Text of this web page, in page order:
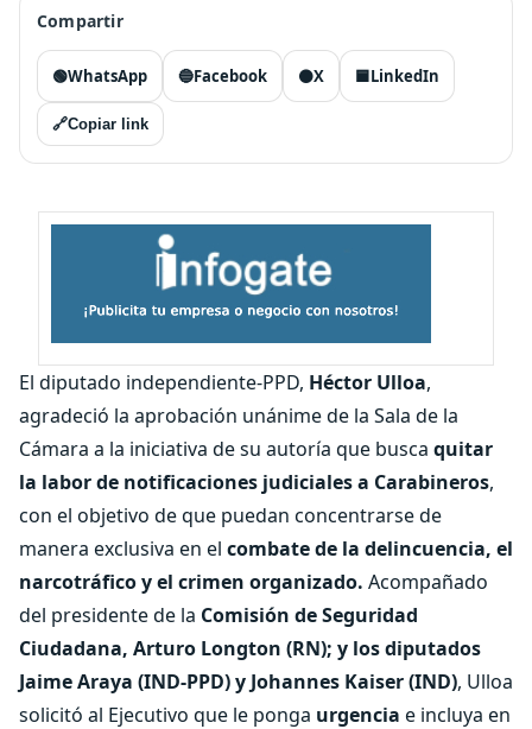
Compartir
🟢WhatsApp 🔵Facebook ⚫X 🟦LinkedIn
🔗Copiar link
El diputado independiente-PPD, Héctor Ulloa,
agradeció la aprobación unánime de la Sala de la
Cámara a la iniciativa de su autoría que busca quitar
la labor de notificaciones judiciales a Carabineros,
con el objetivo de que puedan concentrarse de
manera exclusiva en el combate de la delincuencia, el
narcotráfico y el crimen organizado. Acompañado
del presidente de la Comisión de Seguridad
Ciudadana, Arturo Longton (RN); y los diputados
Jaime Araya (IND-PPD) y Johannes Kaiser (IND), Ulloa
solicitó al Ejecutivo que le ponga urgencia e incluya en